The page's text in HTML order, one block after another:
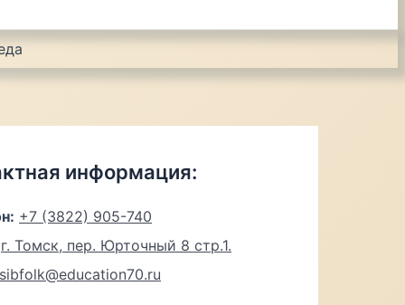
информация:
+7 (3822) 905-740
г. Томск, пер. Юрточный 8 стр.1.
sibfolk@education70.ru